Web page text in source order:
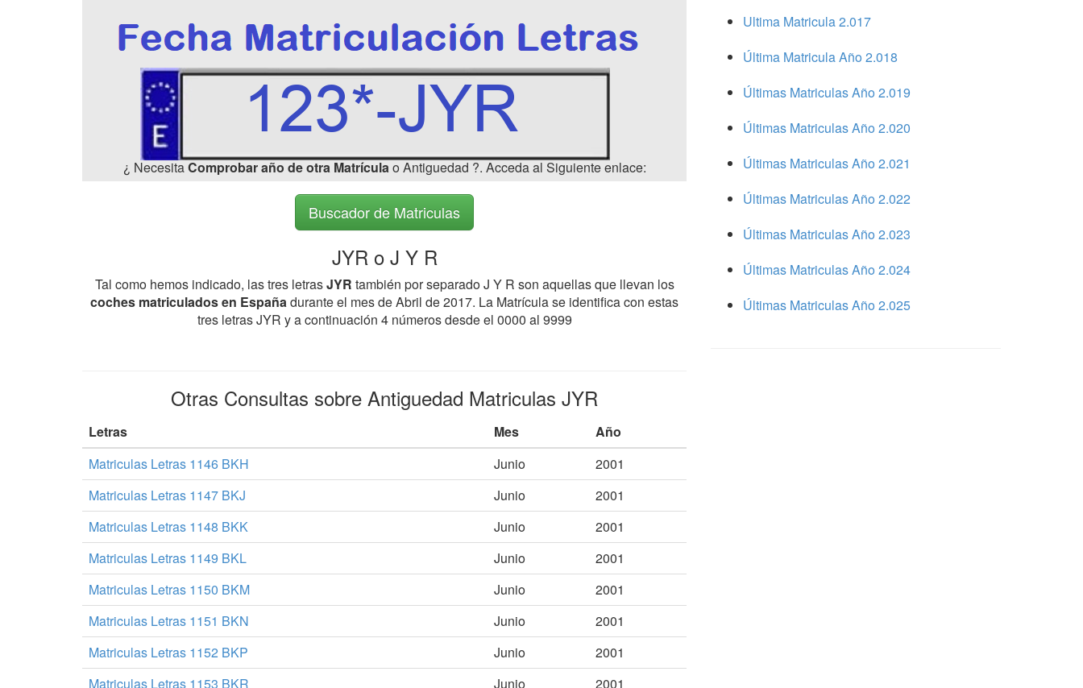
¿ NecesitaComprobar año de otra Matrículao Antiguedad ?. Acceda al Siguiente enlace:
Buscador de Matriculas
JYR o J Y R
Tal como hemos indicado, las tres letrasJYR también por separado J Y R son aquellas que llevan los
coches matriculados en Españadurante el mes de Abril de 2017. La Matrícula se identifica con estas
tres letras JYR y a continuación 4 números desde el 0000 al 9999
Otras Consultas sobre Antiguedad Matriculas JYR
Letras Mes
Año
Matriculas Letras 1146 BKH
Junio
2001
Matriculas Letras 1147 BKJ
Junio
2001
Matriculas Letras 1148 BKK
Junio
2001
Matriculas Letras 1149 BKL
Junio
2001
Matriculas Letras 1150 BKM
Junio
2001
Matriculas Letras 1151 BKN
Junio
2001
Matriculas Letras 1152 BKP
Junio
2001
Matriculas Letras 1153 BKR
Junio
2001
Ultima Matricula 2.017
Última Matricula Año 2.018
Últimas Matriculas Año 2.019
Últimas Matriculas Año 2.020
Últimas Matriculas Año 2.021
Últimas Matriculas Año 2.022
Últimas Matriculas Año 2.023
Últimas Matriculas Año 2.024
Últimas Matriculas Año 2.025